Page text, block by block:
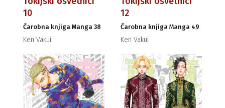
10
Čarobna knjiga Manga 38
Ken Vakui
12
Čarobna knjiga Manga 49
Ken Vakui